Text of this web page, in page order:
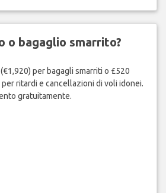
o bagaglio smarrito?
per bagagli smarriti o £520
ritardi e cancellazioni di voli idonei.
gratuitamente.